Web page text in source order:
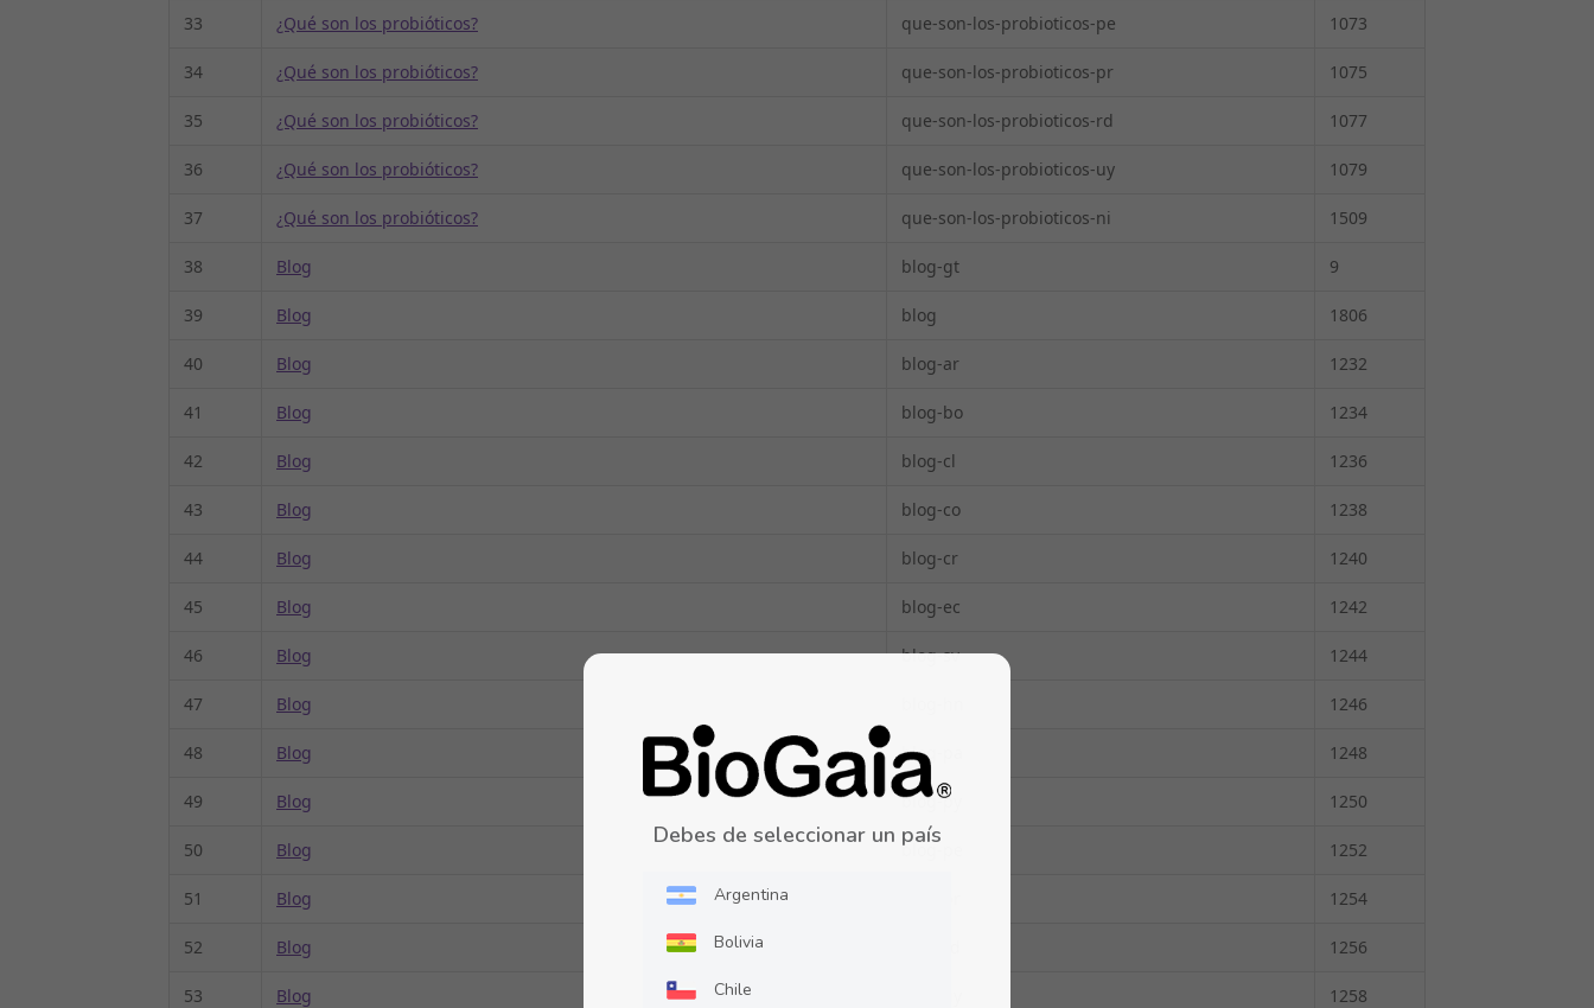
Debes de seleccionar un país
Argentina
Bolivia
Chile
33 ¿Qué son los probióticos? que-son-los-probioticos-pe 1073
34 ¿Qué son los probióticos? que-son-los-probioticos-pr 1075
35 ¿Qué son los probióticos? que-son-los-probioticos-rd 1077
36 ¿Qué son los probióticos? que-son-los-probioticos-uy 1079
37 ¿Qué son los probióticos? que-son-los-probioticos-ni 1509
38 Blog blog-gt 9
39 Blog blog 1806
40 Blog blog-ar 1232
41 Blog blog-bo 1234
42 Blog blog-cl 1236
43 Blog blog-co 1238
44 Blog blog-cr 1240
45 Blog blog-ec 1242
46 Blog blog-sv 1244
47 Blog 1246
48 Blog blog-pa 1248
49 Blog blog-py 1250
50 Blog blog-pe 1252
51 Blog 1254
52 Blog 1256
53 Blog 1258